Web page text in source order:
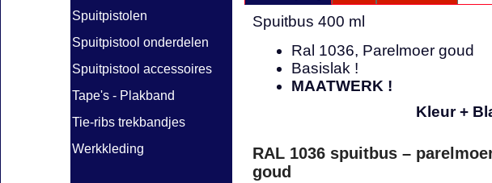
Spuitpistolen
Spuitpistool onderdelen
Spuitpistool accessoires
Tape's - Plakband
Tie-ribs trekbandjes
Werkkleding
Spuitbus 400 ml
Ral 1036, Parelmoer goud
Basislak !
MAATWERK !
Kleur +
RAL 1036 spuitbus –
goud